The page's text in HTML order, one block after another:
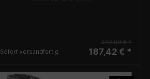
Sofort versandfertig
249,90 € *
187,42 € *